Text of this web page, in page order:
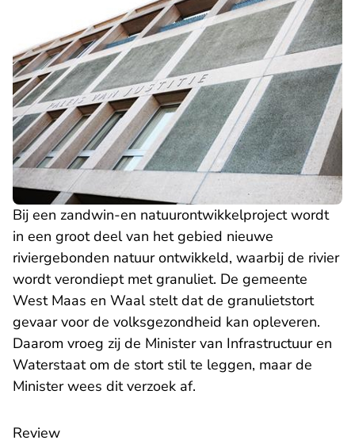
Bij een zandwin-en natuurontwikkelproject wordt
in een groot deel van het gebied nieuwe
riviergebonden natuur ontwikkeld, waarbij de rivier
wordt verondiept met granuliet. De gemeente
West Maas en Waal stelt dat de granulietstort
gevaar voor de volksgezondheid kan opleveren.
Daarom vroeg zij de Minister van Infrastructuur en
Waterstaat om de stort stil te leggen, maar de
Minister wees dit verzoek af.
Review